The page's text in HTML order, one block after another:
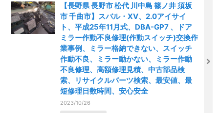
【長野県 長野市 松代 川中島 篠ノ井 須坂
市 千曲市】スバル・XV、2.0アイサイ
ト、平成25年11月式、DBA-GP7 、ドア
ミラー作動不良修理(作動スイッチ)交換作
業事例、ミラー格納できない、スイッチ
作動不良、ミラー動かない、ミラー作動
不良修理、高額修理見積、中古部品検
索、リサイクルパーツ検索、最安値、最
短修理日数時間、安心安全
2023/10/26